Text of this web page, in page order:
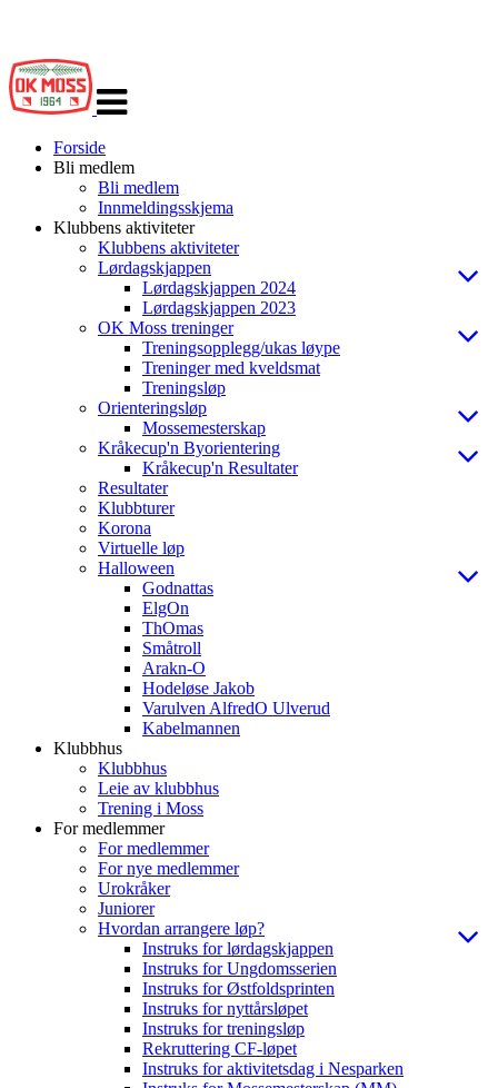
navigasjon
Forside
Bli medlem
Bli medlem
Innmeldingsskjema
Klubbens aktiviteter
Klubbens aktiviteter
Lørdagskjappen
Lørdagskjappen 2024
Lørdagskjappen 2023
OK Moss treninger
Treningsopplegg/ukas løype
Treninger med kveldsmat
Treningsløp
Orienteringsløp
Mossemesterskap
Kråkecup'n Byorientering
Kråkecup'n Resultater
Resultater
Klubbturer
Korona
Virtuelle løp
Halloween
Godnattas
ElgOn
ThOmas
Småtroll
Arakn-O
Hodeløse Jakob
Varulven AlfredO Ulverud
Kabelmannen
Klubbhus
Klubbhus
Leie av klubbhus
Trening i Moss
For medlemmer
For medlemmer
For nye medlemmer
Urokråker
Juniorer
Hvordan arrangere løp?
Instruks for lørdagskjappen
Instruks for Ungdomsserien
Instruks for Østfoldsprinten
Instruks for nyttårsløpet
Instruks for treningsløp
Rekruttering CF-løpet
Instruks for aktivitetsdag i Nesparken